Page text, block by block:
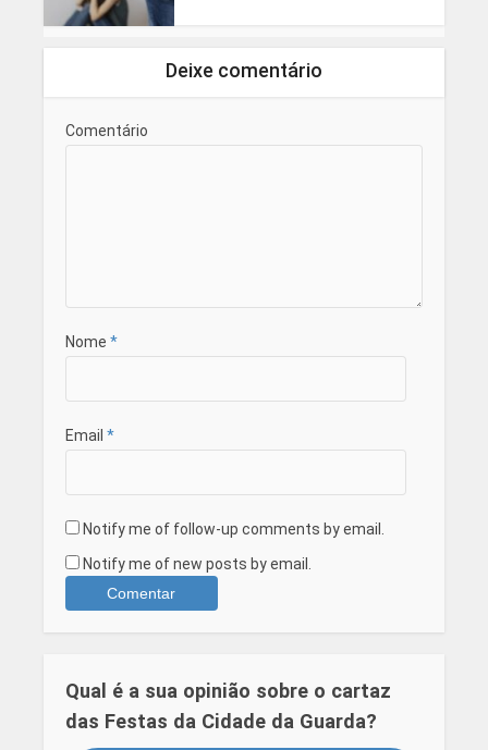
Deixe comentário
Comentário
Nome *
Email *
Notify me of follow-up comments by email.
Notify me of new posts by email.
Qual é a sua opinião sobre o cartaz
das Festas da Cidade da Guarda?